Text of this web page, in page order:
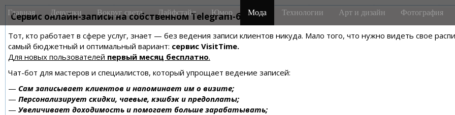
Сервис онлайн-записи на собственном Telegram-боте
Тот, кто работает в сфере услуг, знает — без ведения записи клиентов никуда. Мало того, что нужно видеть свое
самый бюджетный и оптимальный вариант: сервис VisitTime.
Для новых пользователей первый месяц бесплатно.
Чат-бот для мастеров и специалистов, который упрощает ведение записей:
— Сам записывает клиентов и напоминает им о визите;
— Персонализирует скидки, чаевые, кэшбэк и предоплаты;
— Увеличивает доходимость и помогает больше зарабатывать;
M
a
n
m
e
n
u
i
Главная Девушки Вокруг света Лайфстайл Юмор Мода Технологии Арт и дизайн Фотография